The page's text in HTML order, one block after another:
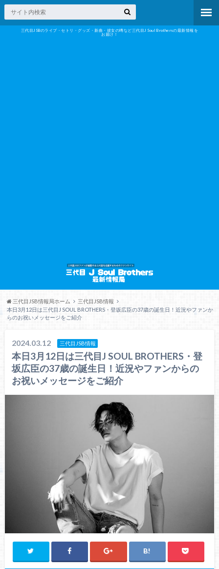
三代目JSBのライブ・セトリ・グッズ・新曲・彼女の噂など三代目J Soul Brothersの最新情報を
お届け！
三代目JSB情報局ホーム
三代目JSB情報
本日3月12日は三代目J SOUL BROTHERS・登坂広臣の37歳の誕生日！近況やファンか
らのお祝いメッセージをご紹介
2024.03.12 三代目JSB情報
本日3月12日は三代目J SOUL BROTHERS・登
坂広臣の37歳の誕生日！近況やファンからの
お祝いメッセージをご紹介